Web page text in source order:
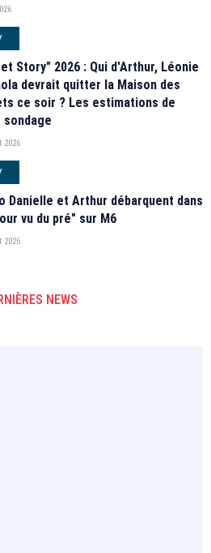
Story" 2026 : Qui d'Arthur, Léonie
devrait quitter la Maison des
ce soir ? Les estimations de
2026
Danielle et Arthur débarquent dans
vu du pré" sur M6
2026
NEWS